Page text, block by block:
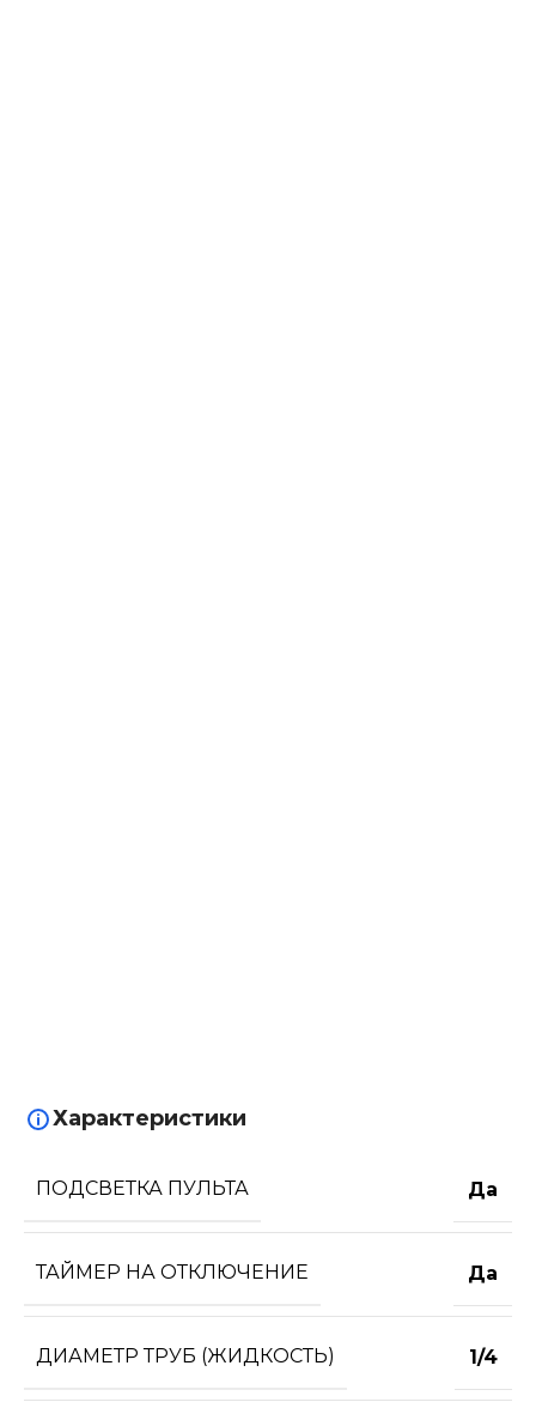
Характеристики
ПОДСВЕТКА ПУЛЬТА Да
ТАЙМЕР НА ОТКЛЮЧЕНИЕ Да
ДИАМЕТР ТРУБ (ЖИДКОСТЬ) 1/4